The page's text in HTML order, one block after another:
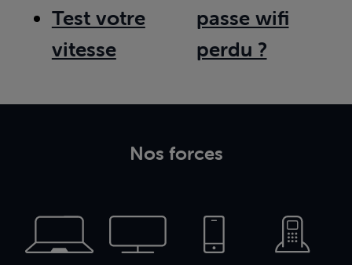
Test votre
vitesse
passe wifi
perdu ?
Nos forces